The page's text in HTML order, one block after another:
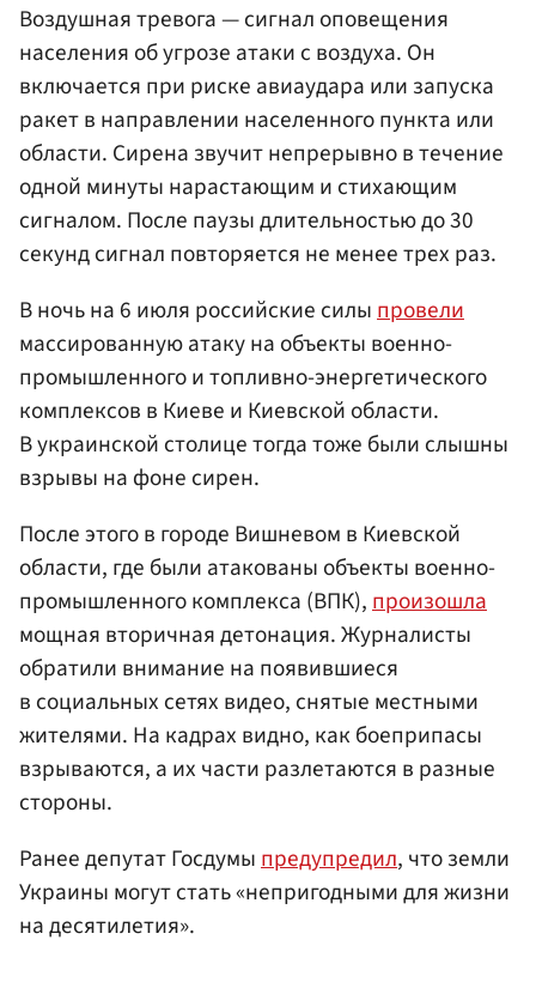
Воздушная тревога — сигнал оповещения
населения об угрозе атаки с воздуха. Он
включается при риске авиаудара или запуска
ракет в направлении населенного пункта или
области. Сирена звучит непрерывно в течение
одной минуты нарастающим и стихающим
сигналом. После паузы длительностью до 30
секунд сигнал повторяется не менее трех раз.
В ночь на 6 июля российские силыпровели
массированную атаку на объекты военно-
промышленного и топливно-энергетического
комплексов в Киеве и Киевской области.
В украинской столице тогда тоже были слышны
взрывы на фоне сирен.
После этого в городе Вишневом в Киевской
области, где были атакованы объекты военно-
промышленного комплекса (ВПК),произошла
мощная вторичная детонация. Журналисты
обратили внимание на появившиеся
в социальных сетях видео, снятые местными
жителями. На кадрах видно, как боеприпасы
взрываются, а их части разлетаются в разные
стороны.
Ранее депутат Госдумыпредупредил, что земли
Украины могут стать «непригодными для жизни
на десятилетия».